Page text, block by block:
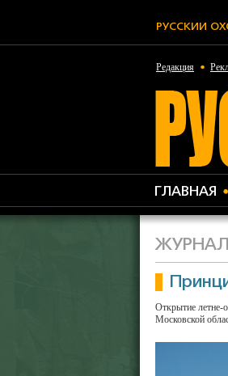
РУССКИЙ
Редакция
ГЛАВНАЯ
ЖУРНАЛ
Открытие летне-
Московской